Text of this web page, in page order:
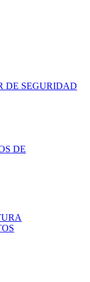
DE SEGURIDAD
DE